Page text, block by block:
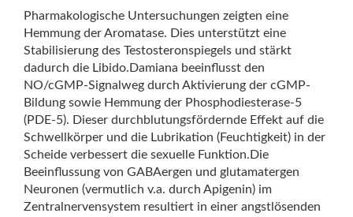
Pharmakologische Untersuchungen zeigten eine
Hemmung der Aromatase. Dies unterstützt eine
Stabilisierung des Testosteronspiegels und stärkt
dadurch die Libido.Damiana beeinflusst den
NO/cGMP-Signalweg durch Aktivierung der cGMP-
Bildung sowie Hemmung der Phosphodiesterase-5
(PDE-5). Dieser durchblutungsfördernde Effekt auf die
Schwellkörper und die Lubrikation (Feuchtigkeit) in der
Scheide verbessert die sexuelle Funktion.Die
Beeinflussung von GABAergen und glutamatergen
Neuronen (vermutlich v.a. durch Apigenin) im
Zentralnervensystem resultiert in einer angstlösenden